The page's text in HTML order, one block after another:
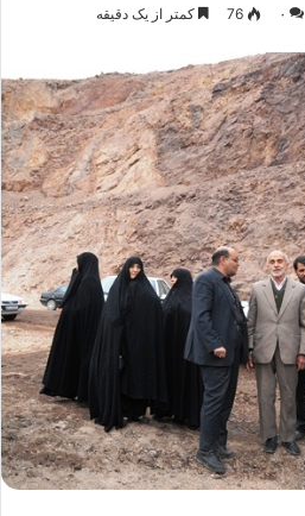
۰ 76 کمتر از یک دقیقه